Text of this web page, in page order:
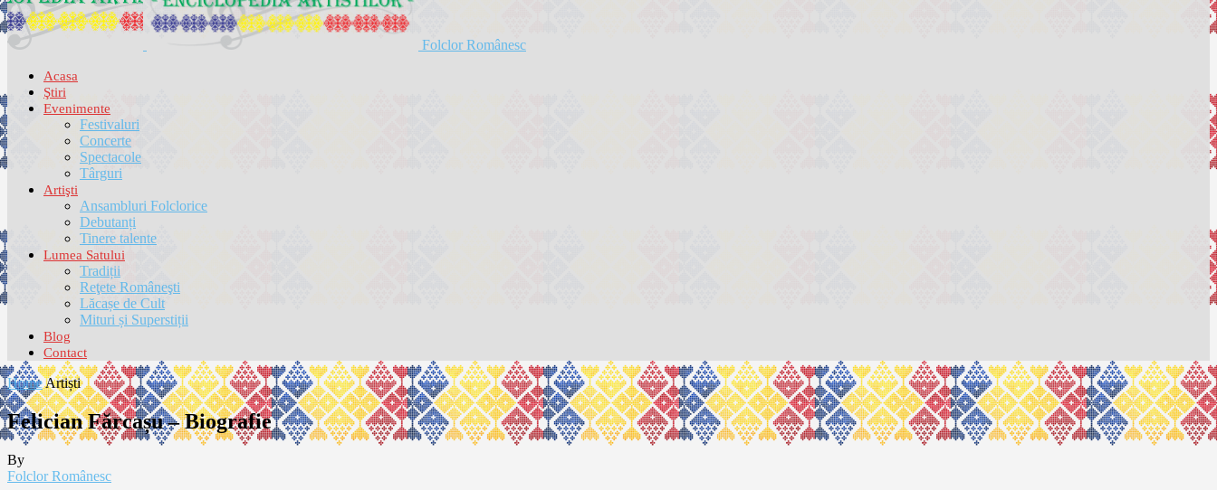
Folclor Românesc
Acasa
Ştiri
Evenimente
Festivaluri
Concerte
Spectacole
Târguri
Artişti
Ansambluri Folclorice
Debutanți
Tinere talente
Lumea Satului
Tradiții
Reţete Româneşti
Lăcașe de Cult
Mituri și Superstiții
Blog
Contact
HomeArtiști
Felician Fărcașu – Biografie
By
Folclor Românesc